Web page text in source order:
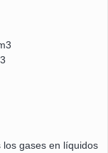
los gases en líquidos